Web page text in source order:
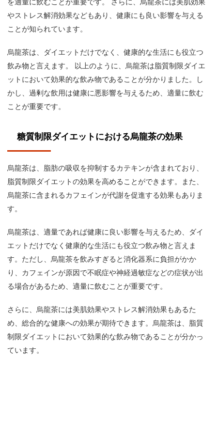
を適量に飲むことが重要です。 さらに、烏龍茶には美肌効果
やストレス解消効果などもあり、健康にも良い影響を与える
ことが知られています。
烏龍茶は、ダイエットだけでなく、健康的な生活にも役立つ
飲み物と言えます。 以上のように、烏龍茶は脂質制限ダイエ
ットにおいて効果的な飲み物であることが分かりました。し
かし、過剰な飲用は健康に悪影響を与えるため、適量に飲む
ことが重要です。
糖質制限ダイエットにおける烏龍茶の効果
烏龍茶は、脂肪の吸収を抑制するカテキンが含まれており、
脂質制限ダイエットの効果を高めることができます。また、
烏龍茶に含まれるカフェインが代謝を促進する効果もありま
す。
烏龍茶は、適量であれば健康に良い影響を与えるため、ダイ
エットだけでなく健康的な生活にも役立つ飲み物と言えま
す。ただし、烏龍茶を飲みすぎると消化器系に負担がかか
り、カフェインが原因で不眠症や神経過敏症などの症状が出
る場合があるため、適量に飲むことが重要です。
さらに、烏龍茶には美肌効果やストレス解消効果もあるた
め、総合的な健康への効果が期待できます。烏龍茶は、脂質
制限ダイエットにおいて効果的な飲み物であることが分かっ
ています。